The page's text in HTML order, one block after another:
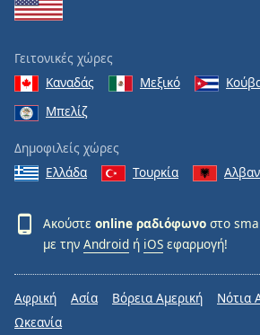
Γειτονικές χώρες
Καναδάς
Μεξικό
Μπελίζ
Δημοφιλείς χώρες
Ελλάδα
Τουρκία
Ακούστε online ραδιόφωνο στο
με την Android ή iOS εφαρμογή!
Αφρική Ασία Βόρεια Αμερική Νότια
Ωκεανία